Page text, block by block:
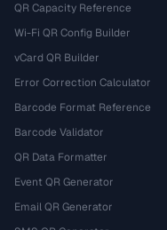
QR Capacity Reference
Wi-Fi QR Config Builder
vCard QR Builder
Error Correction Calculator
Barcode Format Reference
Barcode Validator
QR Data Formatter
Event QR Generator
Email QR Generator